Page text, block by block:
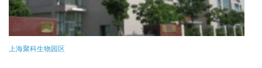
上海聚科生物园区